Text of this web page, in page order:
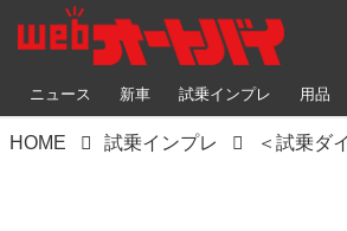
ニュース 新車 試乗インプレ 用品
HOME 試乗インプレ